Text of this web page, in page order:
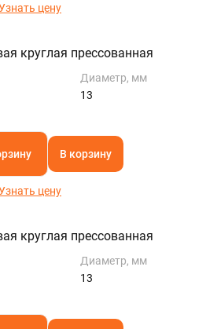
цену
круглая прессованная
Диаметр, мм
13
В корзину
цену
круглая прессованная
Диаметр, мм
13